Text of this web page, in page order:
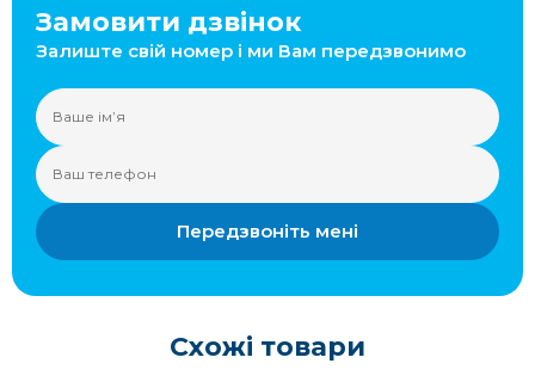
Замовити дзвінок
Залиште свій номер і ми Вам передзвонимо
Передзвоніть мені
Схожі товари